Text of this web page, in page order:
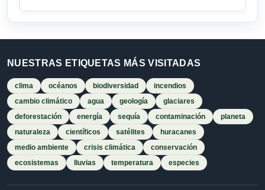
NUESTRAS ETIQUETAS MÁS VISITADAS
clima océanos biodiversidad
incendios
cambio climático
agua geología
glaciares
deforestación
energía sequía contaminación
planeta
naturaleza
científicos satélites
huracanes
medio ambiente
crisis climática
conservación
ecosistemas
lluvias temperatura especies